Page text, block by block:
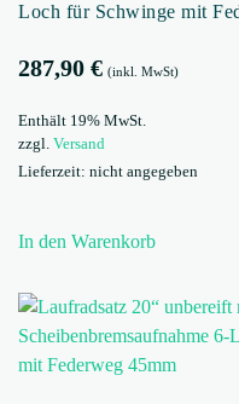
Loch für Schwinge mit
287,90 € (inkl. MwSt)
Enthält 19% MwSt.
zzgl. Versand
Lieferzeit: nicht angegeben
In den Warenkorb